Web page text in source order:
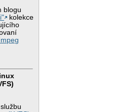
blogu
kolekce